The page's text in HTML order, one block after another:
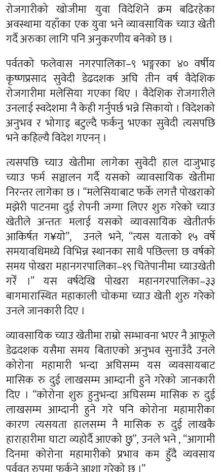
रोजगारीको खोजीमा युवा विदेशिने क्रम बढिरहेका
अवस्थामा यहाँका एक युवा भने व्यावसायिक च्याउ खेती
गर्दै अरुका लागि पनि अनुकरणीय बनेको छ ।
पर्वतको फलेवास नगरपालिका–९ भङ्गरका ४० वर्षीय
कृष्णप्रसाद सुवेदी डेढदशक अघि तीन वर्ष वैदेशिक
रोजगारीमा मलेसिया गएका थिए । वैदेशिक रोजगारीले
उनलाई स्वदेशमा नै केही गर्नुपर्छ भन्ने सिकायो । विदेशको
अनुभव र भोगाइ बटुल्दै फर्कनु भएका सुवेदी त्यसपछि
भने कहिल्यै विदेश गएनन् ।
त्यसपछि च्याउ खेतीमा लागेका सुवेदी हाल दाजुभाइ
च्याउ फर्म सञ्चालन गर्दै यसको व्यावसायिक खेतीमा
निरन्तर लागेका छ । “मलेसियाबाट फर्के लगत्तै पोखराको
मझेरी पाटनमा दुई रोपनी जग्गा लिएर शुरु गरेको च्याउ
खेतीले अन्ततः मलाई यसको व्यावसायिक खेतीतर्फ
आकिर्षत ग¥यो”, उनले भने, “त्यस यताको १५ वर्षे
समयावधिमध्ये विभिन्न स्थानका साथै पछिल्ला छ वर्षको
समय पोखरा महानगरपालिका–१९ चितेपानीमा च्याउखेती
गरेँ ।” यस वर्षदेखि पोखरा महानगरपालिका–३३
बागमारास्थित महाकाली चोकमा च्याउ खेती शुरु गरेको
उनले जानकारी दिए ।
व्यावसायिक च्याउ खेतीमा राम्रो सम्भावना भएर नै आफूले
डेढदशक यसैमा समय बिताएको अनुभव सुनाउँदै उनले
कोरोना महामारी भन्दा अघिसम्म यस व्यवसायबाट
मासिक रु दुई लाखसम्म आम्दानी हुने गरेको जानकारी
दिए । “कोरोना शुरु हुनुभन्दा अघिसम्म मासिक रु दुई
लाखसम्म आम्दानी हुने गरे पनि कोरोना महामारीका
कारण त्यसयता हालसम्म नै मासिक रु दुई लाखकै
हाराहारीमा घाटा व्यहोर्दै आएको छु”, उनले भने , “आगामी
दिनमा कोरोना महामारीको प्रभाव कम हुँदै व्यवसाय